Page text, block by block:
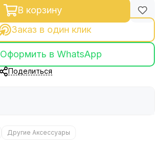
В корзину
Заказ в один клик
Оформить в WhatsApp
Поделиться
Другие Аксессуары